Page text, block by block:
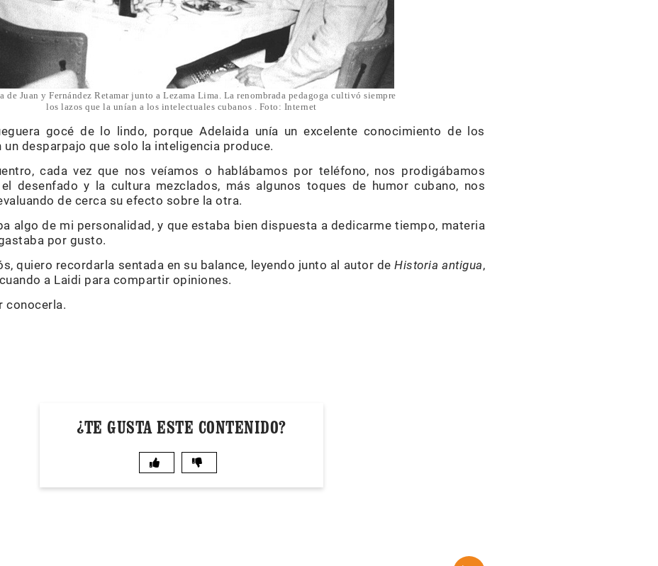
de Juan y Fernández Retamar junto a Lezama Lima. La renombrada pedagoga cultivó siempre
los lazos que la unían a los intelectuales cubanos . Foto: Internet
gocé de lo lindo, porque Adelaida unía un excelente conocimiento de los
desparpajo que solo la inteligencia produce.
cada vez que nos veíamos o hablábamos por teléfono, nos prodigábamos
desenfado y la cultura mezclados, más algunos toques de humor cubano, nos
de cerca su efecto sobre la otra.
algo de mi personalidad, y que estaba bien dispuesta a dedicarme tiempo, materia
por gusto.
quiero recordarla sentada en su balance, leyendo junto al autor deHistoria antigua,
a Laidi para compartir opiniones.
conocerla.
¿TE GUSTA ESTE CONTENIDO?